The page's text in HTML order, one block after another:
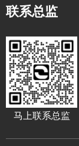
联系总监
马上联系总监